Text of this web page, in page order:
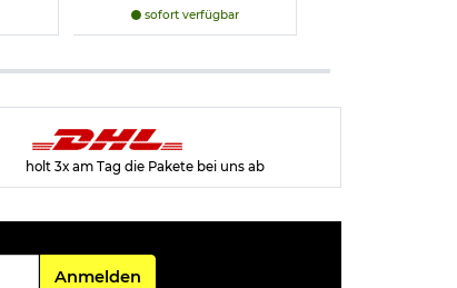
sofort verfügbar
holt 3x am Tag die Pakete bei uns ab
Für den Newsletter
Anmelden